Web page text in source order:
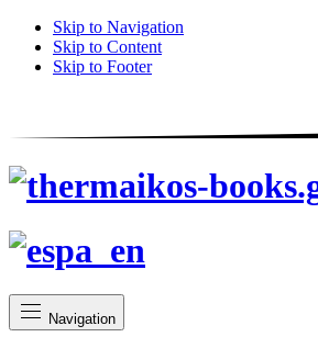
Skip to Navigation
Skip to Content
Skip to Footer
Navigation